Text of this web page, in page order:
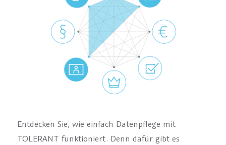
Entdecken Sie, wie einfach Datenpflege mit
TOLERANT funktioniert. Denn dafür gibt es